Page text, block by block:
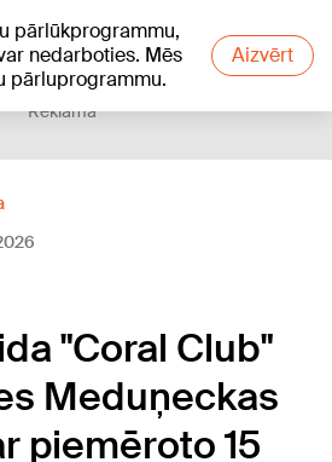
pārlūkprogrammu,
nedarboties. Mēs
pārluprogrammu.
Aizvērt
Reklāma
"Coral Club"
Meduņeckas
piemēroto 15